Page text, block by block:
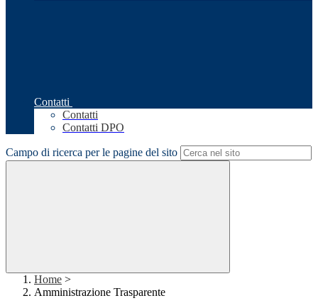
Contatti
Contatti
Contatti DPO
Campo di ricerca per le pagine del sito
Home >
Amministrazione Trasparente